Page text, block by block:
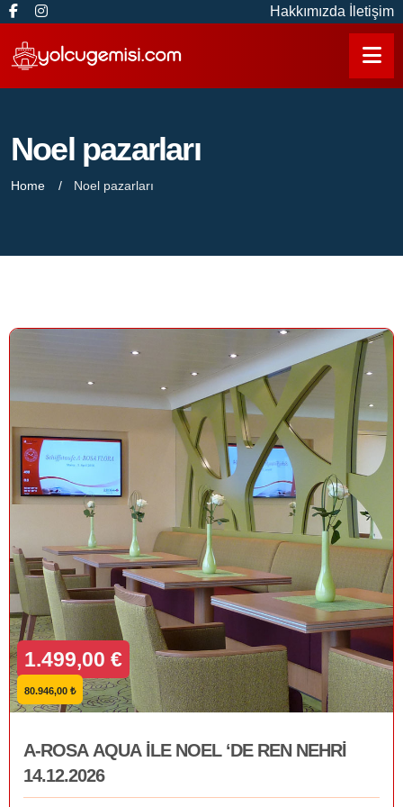
Hakkımızda İletişim
Noel pazarları
Home Noel pazarları
1.499,00 €
80.946,00 ₺
A-ROSA AQUA İLE NOEL ‘DE REN NEHRİ
14.12.2026